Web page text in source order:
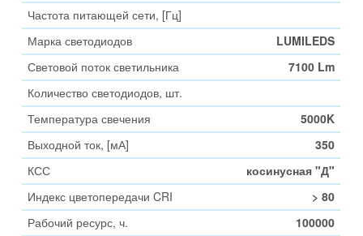
Частота питающей сети, [Гц]
Марка светодиодов
LUMILEDS
Световой поток светильника
7100 Lm
Количество светодиодов, шт.
Температура свечения
5000K
Выходной ток, [мА]
350
КСС
косинусная "Д"
Индекс цветопередачи CRI
> 80
Рабочий ресурс, ч.
100000